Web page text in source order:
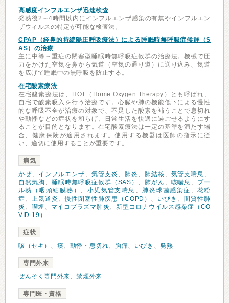
高感度インフルエンザ迅速検査
発熱後2～4時間以内にインフルエンザ感染の有無やインフルエン
ザウィルスの特定が可能な検査法。
CPAP（経鼻的持続陽圧呼吸療法）による睡眠時無呼吸症候群（S
AS）の治療
主に中等～重症の閉塞型睡眠時無呼吸症候群の治療法。機械で圧
力をかけた空気を鼻から気道（空気の通り道）に送り込み、気道
を広げて睡眠中の無呼吸を防止する。
在宅酸素療法
在宅酸素療法は、HOT（Home Oxygen Therapy）とも呼ばれ、
自宅で酸素吸入を行う治療です。心臓や肺の機能低下による慢性
的な呼吸不全が治療の対象で、不足した酸素を補うことで息切れ
や動悸などの症状を和らげ、日常生活を快適に過ごせるようにす
ることが目的となります。在宅酸素療法は一定の基準を満たす場
合、健康保険が適用されます。使用する機器は医師の指示に従
い、適切に使用することが重要です。
病気
かぜ、 インフルエンザ、 気管支炎 、 肺炎 、 肺結核、 気管支喘息 、
自然気胸 、 睡眠時無呼吸症候群（SAS） 、 肺がん 、 咳喘息 、 プー
ル熱（咽頭結膜熱） 、 小児気管支喘息 、 肺炎球菌感染症 、 花粉
症、上気道炎 、慢性閉塞性肺疾患（COPD） 、 いびき 、 間質性肺
炎 、 喫煙 、 マイコプラズマ肺炎、新型コロナウイルス感染症（CO
VID-19）
症状
咳（セキ） 、 痰、 動悸・息切れ、 胸痛、 いびき 、発熱
専門外来
ぜんそく専門外来、禁煙外来
専門医・資格